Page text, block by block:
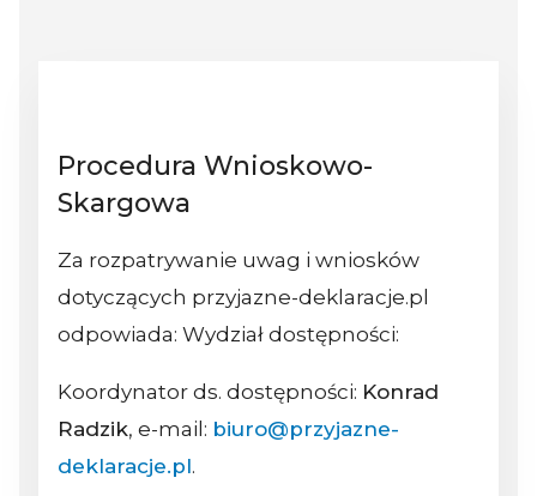
Procedura Wnioskowo-
Skargowa
Za rozpatrywanie uwag i wniosków
dotyczących przyjazne-deklaracje.pl
odpowiada: Wydział dostępności:
Koordynator ds. dostępności: Konrad
Radzik, e-mail: biuro@przyjazne-
deklaracje.pl.